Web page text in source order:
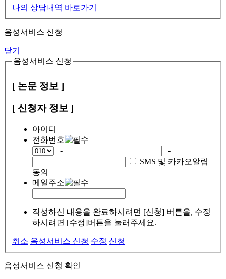
나의 상담내역 바로가기
음성서비스 신청
닫기
음성서비스 신청
[ 논문 정보 ]
[ 신청자 정보 ]
아이디
전화번호
-
-
SMS 및 카카오알림
동의
메일주소
작성하신 내용을 완료하시려면 [신청] 버튼을, 수정
하시려면 [수정]버튼을 눌러주세요.
취소 음성서비스 신청 수정 신청
음성서비스 신청 확인